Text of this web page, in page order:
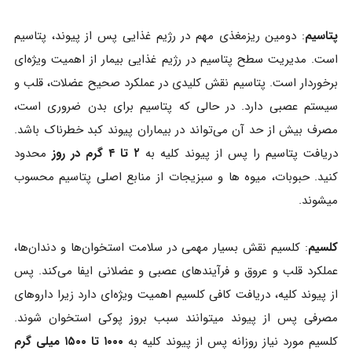
پتاسیم: دومین ریزمغذی مهم در رژیم غذایی پس از پیوند، پتاسیم
است. مدیریت سطح پتاسیم در رژیم غذایی بیمار از اهمیت ویژه‌ای
برخوردار است. پتاسیم نقش کلیدی در عملکرد صحیح عضلات، قلب و
سیستم عصبی دارد. در حالی که پتاسیم برای بدن ضروری است،
مصرف بیش از حد آن می‌تواند در بیماران پیوند کبد خطرناک باشد.
دریافت پتاسیم را پس از پیوند کلیه به ۲ تا ۴ گرم در روز
محدود
کنید. حبوبات، میوه ها و سبزیجات از منابع اصلی پتاسیم محسوب
میشوند.
کلسیم: کلسیم نقش بسیار مهمی در سلامت استخوان‌ها و دندان‌ها،
عملکرد قلب و عروق و فرآیندهای عصبی و عضلانی ایفا می‌کند. پس
از پیوند کلیه، دریافت کافی کلسیم اهمیت ویژه‌ای دارد زیرا داروهای
مصرفی پس از پیوند میتوانند سبب بروز پوکی استخوان شوند.
کلسیم مورد نیاز روزانه پس از پیوند کلیه به
۱۰۰۰ تا ۱۵۰۰ میلی گرم